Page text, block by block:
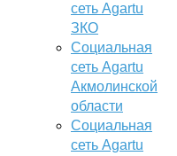
сеть Agartu
ЗКО
Социальная
сеть Agartu
Акмолинской
области
Социальная
сеть Agartu